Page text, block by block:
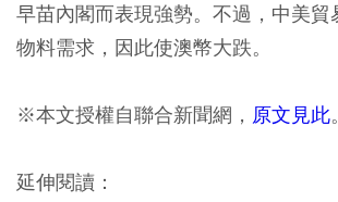
早苗內閣而表現強勢。不過，中美貿
物料需求，因此使澳幣大跌。
※本文授權自聯合新聞網， 原文見此。
延伸閱讀：